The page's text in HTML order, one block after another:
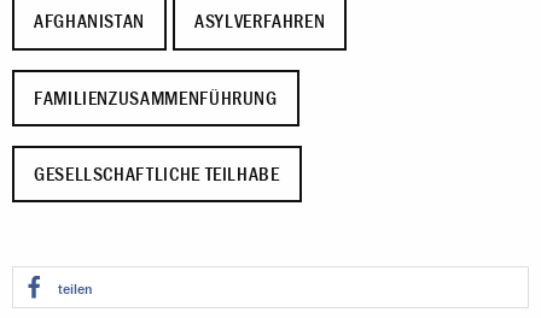
AFGHANISTAN ASYLVERFAHREN
FAMILIENZUSAMMENFÜHRUNG
GESELLSCHAFTLICHE TEILHABE
teilen